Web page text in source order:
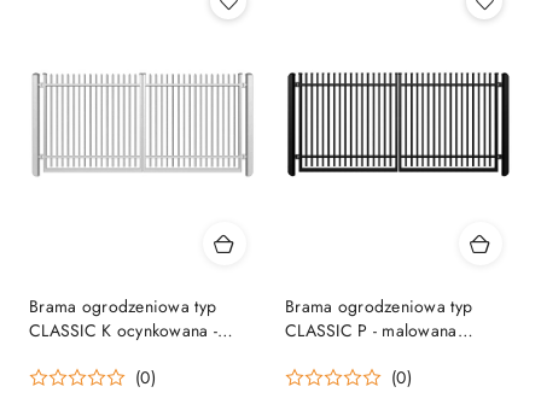
Brama ogrodzeniowa typ
CLASSIC K ocynkowana -
(0)
Brama ogrodzeniowa typ
CLASSIC P - malowana
(0)